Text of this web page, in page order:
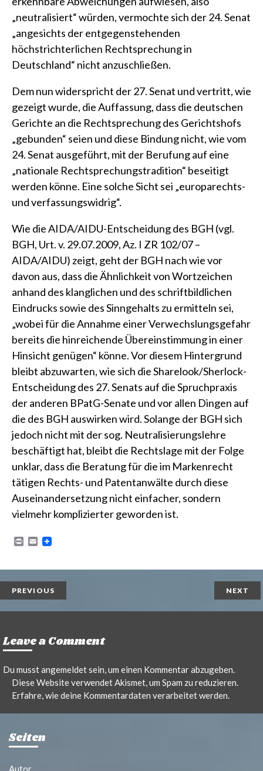
„neutralisiert“ würden, vermochte sich der 24. Senat
„angesichts der entgegenstehenden
höchstrichterlichen Rechtsprechung in
Deutschland“ nicht anzuschließen.
Dem nun widerspricht der 27. Senat und vertritt, wie
gezeigt wurde, die Auffassung, dass die deutschen
Gerichte an die Rechtsprechung des Gerichtshofs
„gebunden“ seien und diese Bindung nicht, wie vom
24. Senat ausgeführt, mit der Berufung auf eine
„nationale Rechtsprechungstradition“ beseitigt
werden könne. Eine solche Sicht sei „europarechts-
und verfassungswidrig“.
Wie die AIDA/AIDU-Entscheidung des BGH (vgl.
BGH, Urt. v. 29.07.2009, Az. I ZR 102/07 –
AIDA/AIDU) zeigt, geht der BGH nach wie vor
davon aus, dass die Ähnlichkeit von Wortzeichen
anhand des klanglichen und des schriftbildlichen
Eindrucks sowie des Sinngehalts zu ermitteln sei,
„wobei für die Annahme einer Verwechslungsgefahr
bereits die hinreichende Übereinstimmung in einer
Hinsicht genügen“ könne. Vor diesem Hintergrund
bleibt abzuwarten, wie sich die Sharelook/Sherlock-
Entscheidung des 27. Senats auf die Spruchpraxis
der anderen BPatG-Senate und vor allen Dingen auf
die des BGH auswirken wird. Solange der BGH sich
jedoch nicht mit der sog. Neutralisierungslehre
beschäftigt hat, bleibt die Rechtslage mit der Folge
unklar, dass die Beratung für die im Markenrecht
tätigen Rechts- und Patentanwälte durch diese
Auseinandersetzung nicht einfacher, sondern
vielmehr komplizierter geworden ist.
P
n
t
E
i
l
PREVIOUS NEXT
Leave a Comment
Du musstangemeldetsein, um einen Kommentar abzugeben.
Diese Website verwendet Akismet, um Spam zu reduzieren.
Erfahre, wie deine Kommentardaten verarbeitet werden.
Seiten
Autor